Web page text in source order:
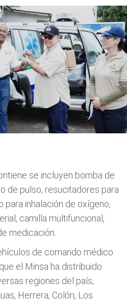
se incluyen bomba de
de pulso, resucitadores para
para inhalación de oxígeno,
camilla multifuncional,
medicación.
de comando médico
el Minsa ha distribuido
regiones del país,
Herrera, Colón, Los